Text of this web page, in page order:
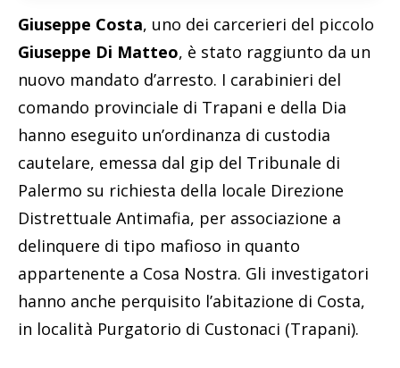
Giuseppe Costa, uno dei carcerieri del piccolo
Giuseppe Di Matteo, è stato raggiunto da un
nuovo mandato d’arresto. I carabinieri del
comando provinciale di Trapani e della Dia
hanno eseguito un’ordinanza di custodia
cautelare, emessa dal gip del Tribunale di
Palermo su richiesta della locale Direzione
Distrettuale Antimafia, per associazione a
delinquere di tipo mafioso in quanto
appartenente a Cosa Nostra. Gli investigatori
hanno anche perquisito l’abitazione di Costa,
in località Purgatorio di Custonaci (Trapani).